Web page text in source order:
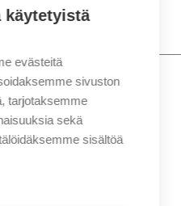
Etunimi
Sukunimi
käytetyistä
evästeitä
sivuston
tarjotaksemme
sekä
sisältöä